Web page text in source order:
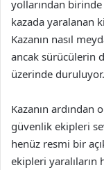
yollarından birinde
kazada yaralanan
Kazanın nasıl
ancak sürücülerin
üzerinde duruluyor.
Kazanın ardından
güvenlik ekipleri
henüz resmi bir
ekipleri yaralıların